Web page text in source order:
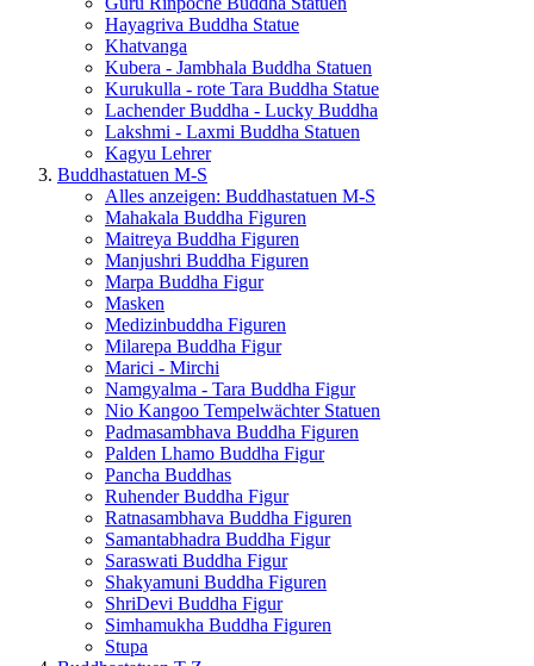
Hayagriva Buddha Statue
Khatvanga
Kubera - Jambhala Buddha Statuen
Kurukulla - rote Tara Buddha Statue
Lachender Buddha - Lucky Buddha
Lakshmi - Laxmi Buddha Statuen
Kagyu Lehrer
Buddhastatuen M-S
Alles anzeigen: Buddhastatuen M-S
Mahakala Buddha Figuren
Maitreya Buddha Figuren
Manjushri Buddha Figuren
Marpa Buddha Figur
Masken
Medizinbuddha Figuren
Milarepa Buddha Figur
Marici - Mirchi
Namgyalma - Tara Buddha Figur
Nio Kangoo Tempelwächter Statuen
Padmasambhava Buddha Figuren
Palden Lhamo Buddha Figur
Pancha Buddhas
Ruhender Buddha Figur
Ratnasambhava Buddha Figuren
Samantabhadra Buddha Figur
Saraswati Buddha Figur
Shakyamuni Buddha Figuren
ShriDevi Buddha Figur
Simhamukha Buddha Figuren
Stupa